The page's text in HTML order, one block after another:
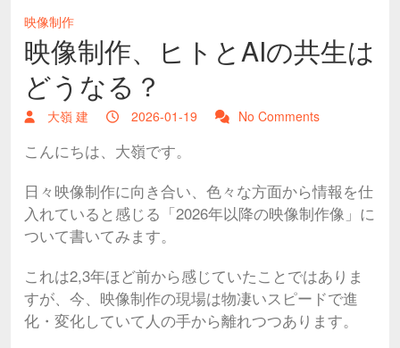
映像制作
映像制作、ヒトとAIの共生は
どうなる？
大嶺 建 2026-01-19 No Comments
こんにちは、大嶺です。
日々映像制作に向き合い、色々な方面から情報を仕
入れていると感じる「2026年以降の映像制作像」に
ついて書いてみます。
これは2,3年ほど前から感じていたことではありま
すが、今、映像制作の現場は物凄いスピードで進
化・変化していて人の手から離れつつあります。